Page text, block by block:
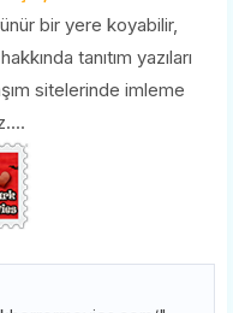
bir yere koyabilir,
hakkında tanıtım yazıları
sitelerinde imleme